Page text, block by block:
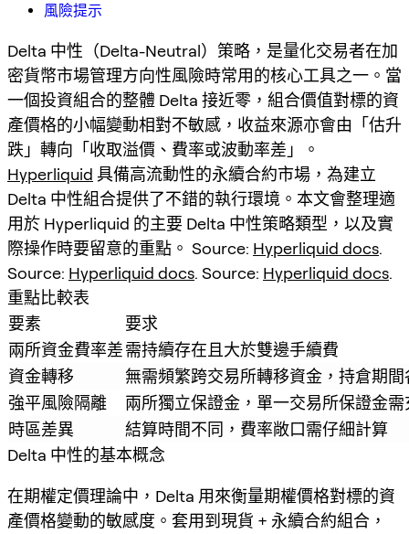
風險提示
Delta 中性（Delta-Neutral）策略，是量化交易者在加
密貨幣市場管理方向性風險時常用的核心工具之一。當
一個投資組合的整體 Delta 接近零，組合價值對標的資
產價格的小幅變動相對不敏感，收益來源亦會由「估升
跌」轉向「收取溢價、費率或波動率差」。
Hyperliquid 具備高流動性的永續合約市場，為建立
Delta 中性組合提供了不錯的執行環境。本文會整理適
用於 Hyperliquid 的主要 Delta 中性策略類型，以及實
際操作時要留意的重點。 Source: Hyperliquid docs.
Source: Hyperliquid docs. Source: Hyperliquid docs.
重點比較表
要素
要求
兩所資金費率差需持續存在且大於雙邊手續費
資金轉移
無需頻繁跨交易所轉移資金，持倉期
強平風險隔離
兩所獨立保證金，單一交易所保證金需
時區差異
結算時間不同，費率敞口需仔細計算
Delta 中性的基本概念
在期權定價理論中，Delta 用來衡量期權價格對標的資
產價格變動的敏感度。套用到現貨 + 永續合約組合，